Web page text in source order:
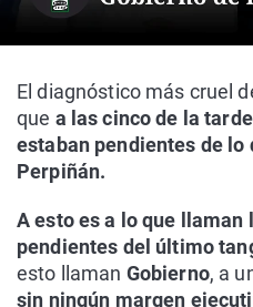
El diagnóstico más cruel
que a las cinco de la
estaban pendientes de
Perpiñán.
A esto es a lo que
pendientes del último
esto llaman Gobierno, a
sin ningún margen